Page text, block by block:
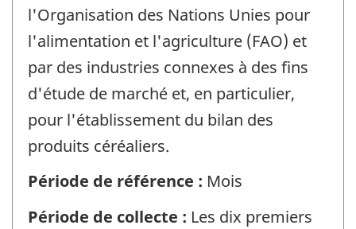
l'Organisation des Nations Unies pour
l'alimentation et l'agriculture (FAO) et
par des industries connexes à des fins
d'étude de marché et, en particulier,
pour l'établissement du bilan des
produits céréaliers.
Période de référence : Mois
Période de collecte : Les dix premiers